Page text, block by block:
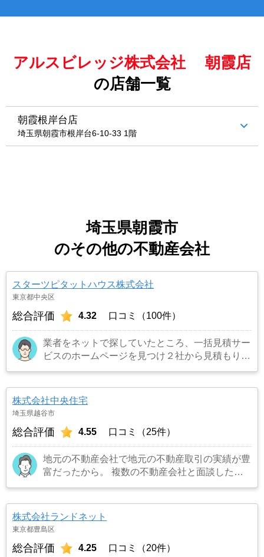
アルスビレッジ株式会社 朝霞店
の店舗一覧
朝霞根岸台店
埼玉県朝霞市根岸台6-10-33 1階
埼玉県朝霞市
のその他の不動産会社
スターツピタットハウス株式会社
東京都中央区
総合評価 4.32 口コミ（100件）
業者をネットで探していたところ、一括見積サー
ビスのホームページを見つけ２社から見積もりを
者がいると連絡を受け売却が決まったため。
もっと見る
株式会社中央住宅
埼玉県越谷市
総合評価 4.55 口コミ（25件）
地元の不動産会社で地元の不動産取引の実績が豊
富だったから。 複数の不動産会社と面談した
株式会社ランドネット
東京都豊島区
総合評価 4.25 口コミ（20件）